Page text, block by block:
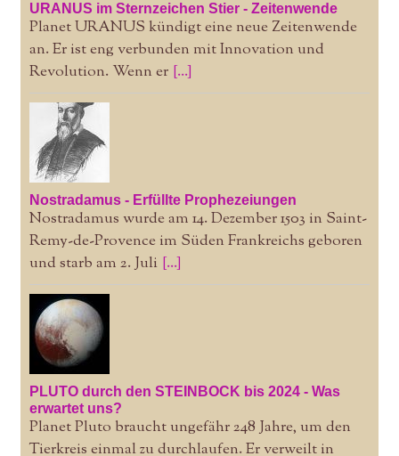
URANUS im Sternzeichen Stier - Zeitenwende
Planet URANUS kündigt eine neue Zeitenwende
an. Er ist eng verbunden mit Innovation und
Revolution. Wenn er [...]
Nostradamus - Erfüllte Prophezeiungen
Nostradamus wurde am 14. Dezember 1503 in Saint-
Remy-de-Provence im Süden Frankreichs geboren
und starb am 2. Juli [...]
PLUTO durch den STEINBOCK bis 2024 - Was
erwartet uns?
Planet Pluto braucht ungefähr 248 Jahre, um den
Tierkreis einmal zu durchlaufen. Er verweilt in